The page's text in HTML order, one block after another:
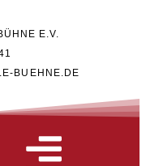
E.V.
BUEHNE.DE